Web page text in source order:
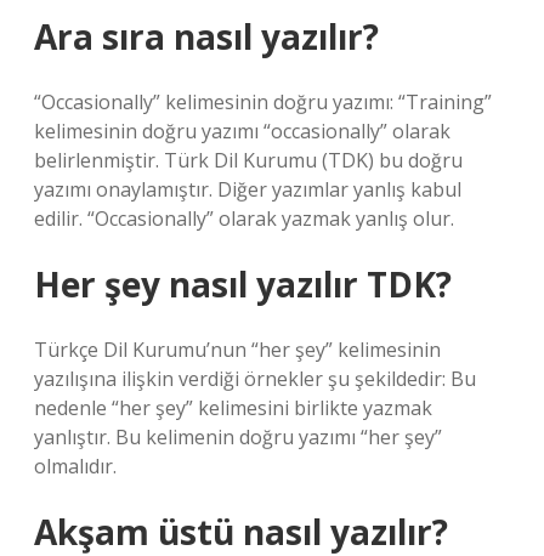
Ara sıra nasıl yazılır?
“Occasionally” kelimesinin doğru yazımı: “Training”
kelimesinin doğru yazımı “occasionally” olarak
belirlenmiştir. Türk Dil Kurumu (TDK) bu doğru
yazımı onaylamıştır. Diğer yazımlar yanlış kabul
edilir. “Occasionally” olarak yazmak yanlış olur.
Her şey nasıl yazılır TDK?
Türkçe Dil Kurumu’nun “her şey” kelimesinin
yazılışına ilişkin verdiği örnekler şu şekildedir: Bu
nedenle “her şey” kelimesini birlikte yazmak
yanlıştır. Bu kelimenin doğru yazımı “her şey”
olmalıdır.
Akşam üstü nasıl yazılır?